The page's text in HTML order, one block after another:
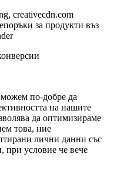
creativecdn.com
за продукти въз
по-добре да
на нашите
да оптимизираме
това, ние
лични данни със
при условие че вече